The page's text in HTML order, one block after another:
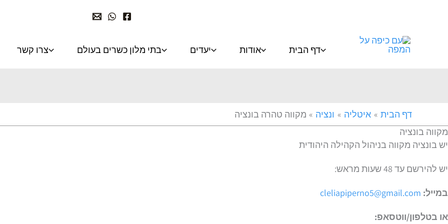
דף הבית אודות יעדים בתי מלון כשרים בעולם צרו קשר
דף הבית איטליה ונציה
מקווה טהרה בונציה
מקווה בונציה
יש בונציה מקווה בניהול הקהילה היהודית
יש להירשם עד 48 שעות מראש:
במייל: cleliapiperno5@gmail.com
או בטלפון/ווטסאפ: